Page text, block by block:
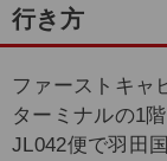
行き方
ファーストキャ
ターミナルの1
JL042便で羽田